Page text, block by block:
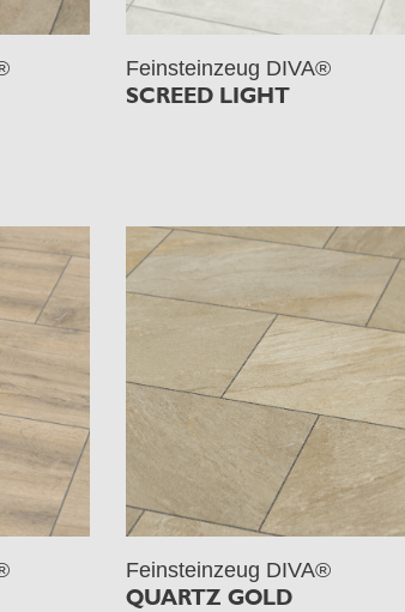
Feinsteinzeug DIVA®
SCREED LIGHT
Feinsteinzeug DIVA®
QUARTZ GOLD